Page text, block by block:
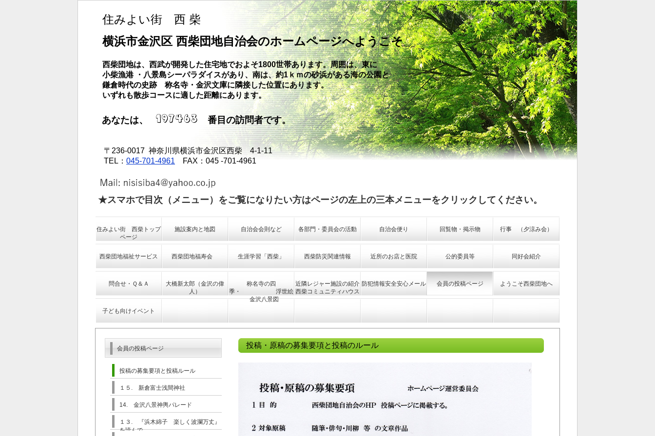
住みよい街 西 柴
横浜市金沢区 西柴団地自治会のホームページへようこそ
西柴団地は、西武が開発した住宅地でおよそ1800世帯あります。周囲は、東に
小柴漁港 ・八景島シーパラダイスがあり、南は、約1ｋｍの砂浜がある海の公園と
鎌倉時代の史跡 称名寺・金沢文庫に隣接した位置にあります。
いずれも散歩コースに適した距離にあります。
あなたは、 番目の訪問者です。
〒236-0017 神奈川県横浜市金沢区西柴 4-1-11
TEL： 045-701-4961 FAX：045 -701-4961
★スマホで目次（メニュー）をご覧になりたい方はページの左上の三本メニューをクリックしてください。
住みよい街 西柴トップ
ページ
施設案内と地図 自治会会則など 各部門・委員会の活動 自治会便り 回覧物・掲示物 行事 （夕涼み会）
西柴団地福祉サービス 西柴団地福寿会 生涯学習「西柴」 西柴防災関連情報 近所のお店と医院 公的委員等 同好会紹介
問合せ・Ｑ＆Ａ
大橋新太郎（金沢の偉
人）
称名寺の四
季・ 浮世絵
金沢八景図
近隣レジャー施設の紹介
西柴コミュニティハウス
防犯情報安全安心メール 会員の投稿ページ ようこそ西柴団地へ
子ども向けイベント
投稿・原稿の募集要項と投稿のルール
会員の投稿ページ
投稿の募集要項と投稿ルール
１５. 新倉富士浅間神社
14. 金沢八景神輿パレード
１３. 『浜木綿子 楽しく波瀾万丈』
を読んで